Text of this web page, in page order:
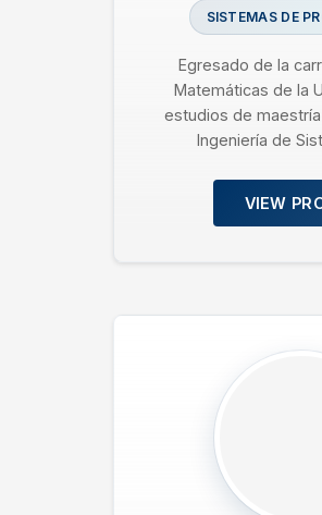
SISTEMAS DE
Egresado de la
Matemáticas de la
estudios de
Ingeniería de
VIEW